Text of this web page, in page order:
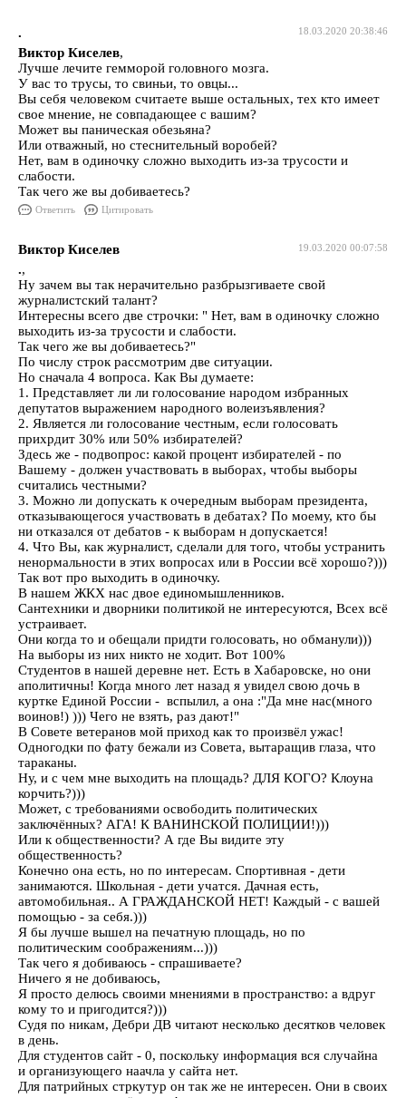
18.03.2020 20:38:46
.
Виктор Киселев,
Лучше лечите гемморой головного мозга.
У вас то трусы, то свиньи, то овцы...
Вы себя человеком считаете выше остальных, тех кто имеет
свое мнение, не совпадающее с вашим?
Может вы паническая обезьяна?
Или отважный, но стеснительный воробей?
Нет, вам в одиночку сложно выходить из-за трусости и
слабости.
Так чего же вы добиваетесь?
Ответить Цитировать
19.03.2020 00:07:58
Виктор Киселев
.,
Ну зачем вы так нерачительно разбрызгиваете свой
журналистский талант?
Интересны всего две строчки: " Нет, вам в одиночку сложно
выходить из-за трусости и слабости.
Так чего же вы добиваетесь?"
По числу строк рассмотрим две ситуации.
Но сначала 4 вопроса. Как Вы думаете:
1. Представляет ли ли голосование народом избранных
депутатов выражением народного волеизъявления?
2. Является ли голосование честным, если голосовать
прихрдит 30% или 50% избирателей?
Здесь же - подвопрос: какой процент избирателей - по
Вашему - должен участвовать в выборах, чтобы выборы
считались честными?
3. Можно ли допускать к очередным выборам президента,
отказывающегося участвовать в дебатах? По моему, кто бы
ни отказался от дебатов - к выборам н допускается!
4. Что Вы, как журналист, сделали для того, чтобы устранить
ненормальности в этих вопросах или в России всё хорошо?)))
Так вот про выходить в одиночку.
В нашем ЖКХ нас двое единомышленников.
Сантехники и дворники политикой не интересуются, Всех всё
устраивает.
Они когда то и обещали придти голосовать, но обманули)))
На выборы из них никто не ходит. Вот 100%
Студентов в нашей деревне нет. Есть в Хабаровске, но они
аполитичны! Когда много лет назад я увидел свою дочь в
куртке Единой России - вспылил, а она :"Да мне нас(много
воинов!) ))) Чего не взять, раз дают!"
В Совете ветеранов мой приход как то произвёл ужас!
Одногодки по фату бежали из Совета, вытаращив глаза, что
тараканы.
Ну, и с чем мне выходить на площадь? ДЛЯ КОГО? Клоуна
корчить?)))
Может, с требованиями освободить политических
заключённых? АГА! К ВАНИНСКОЙ ПОЛИЦИИ!)))
Или к общественности? А где Вы видите эту
общественность?
Конечно она есть, но по интересам. Спортивная - дети
занимаются. Школьная - дети учатся. Дачная есть,
автомобильная.. А ГРАЖДАНСКОЙ НЕТ! Каждый - с вашей
помощью - за себя.)))
Я бы лучше вышел на печатную площадь, но по
политическим соображениям...)))
Так чего я добиваюсь - спрашиваете?
Ничего я не добиваюсь,
Я просто делюсь своими мнениями в пространство: а вдруг
кому то и пригодится?)))
Судя по никам, Дебри ДВ читают несколько десятков человек
в день.
Для студентов сайт - 0, поскольку информация вся случайна
и организующего наачла у сайта нет.
Для патрийных стркутур он так же не интересен. Они в своих